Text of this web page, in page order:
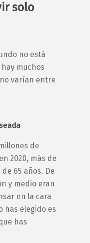
solo
no está
muchos
varían entre
de
2020, más de
65 años. De
y medio eran
en la cara
has elegido es
has